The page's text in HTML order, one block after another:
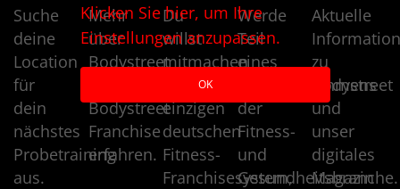
Suche
deine
Location
für
dein
nächstes
Probetraining
aus.
Mehr
über
Bodystreet
Bodystreet
Franchise
erfahren.
Du
willst
mitmachen
beim
einzigen
deutschen
Fitness-
Franchisesystem,
Werde
Teil
eines
Topunternehmens
der
Fitness-
und
Gesundheitsbranche.
Aktuelle
zu
Bodystreet
und
unser
digitales
Magazin
Klicken Sie hier, um Ihre
Einstellungen anzupassen.
OK